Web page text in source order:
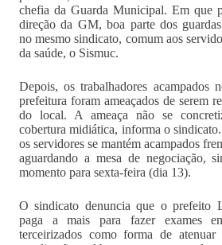
chefia da Guarda Municipal. Em que
direção da GM, boa parte dos
no mesmo sindicato, comum aos
da saúde, o Sismuc.
Depois, os trabalhadores acampados
prefeitura foram ameaçados de serem
do local. A ameaça não se
cobertura midiática, informa o
os servidores se mantém acampados
aguardando a mesa de negociação,
momento para sexta-feira (dia 13).
O sindicato denuncia que o prefeito
paga a mais para fazer exames
terceirizados como forma de